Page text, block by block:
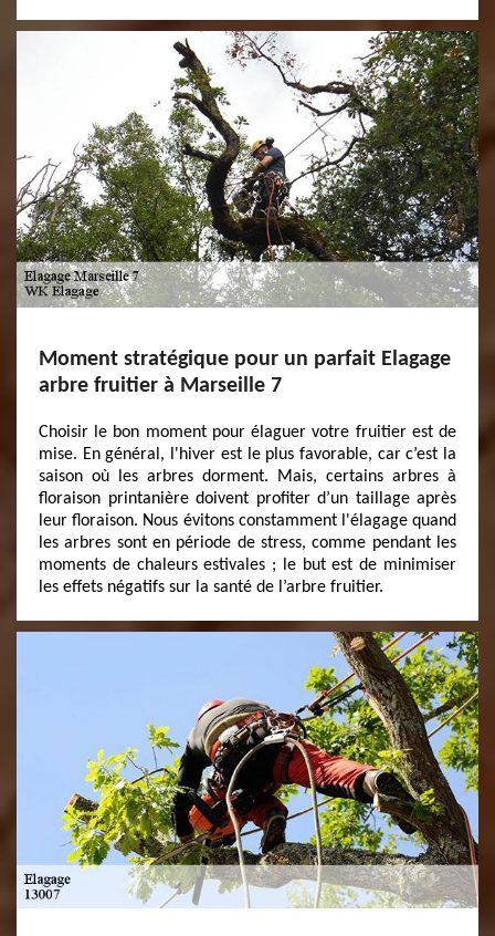
Moment stratégique pour un parfait Elagage
arbre fruitier à Marseille 7
Choisir le bon moment pour élaguer votre fruitier est de
mise. En général, l'hiver est le plus favorable, car c’est la
saison où les arbres dorment. Mais, certains arbres à
floraison printanière doivent profiter d’un taillage après
leur floraison. Nous évitons constamment l'élagage quand
les arbres sont en période de stress, comme pendant les
moments de chaleurs estivales ; le but est de minimiser
les effets négatifs sur la santé de l’arbre fruitier.